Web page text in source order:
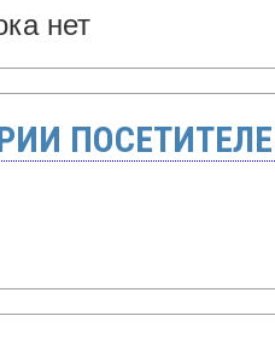
нет